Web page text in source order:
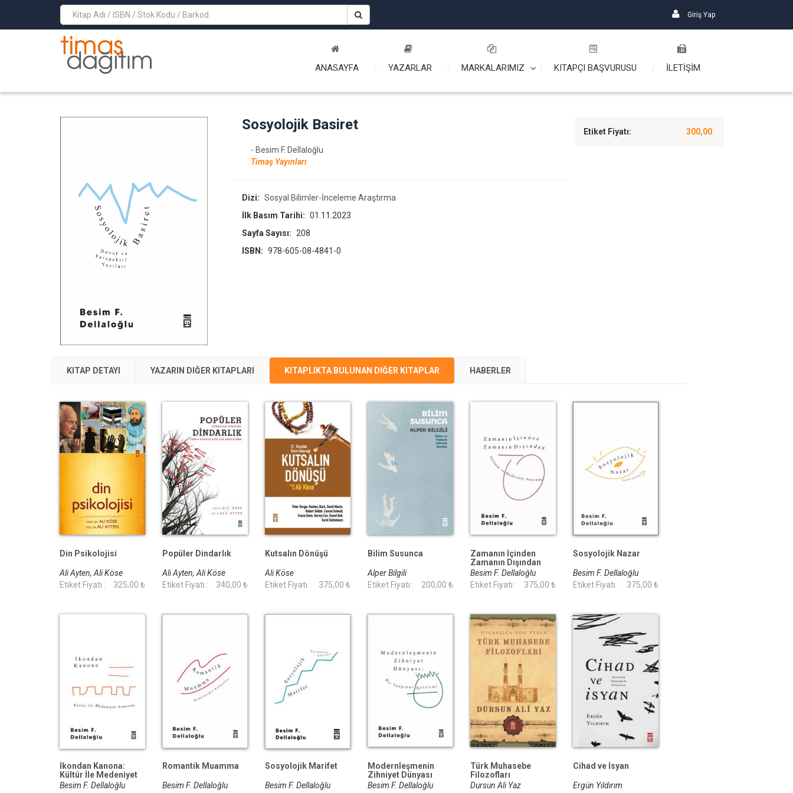
>
Giriş Yap
ANASAYFA YAZARLAR MARKALARIMIZ KITAPÇI BAŞVURUSU İLETİŞİM
Sosyolojik Basiret
- Besim F. Dellaloğlu
Timaş Yayınları
Dizi: Sosyal Bilimler-İnceleme Araştırma
İlk Basım Tarihi: 01.11.2023
Sayfa Sayısı:
208
ISBN: 978-605-08-4841-0
Etiket Fiyatı: 300,00
KITAP DETAYI YAZARIN DIĞER KITAPLARI KITAPLIKTA BULUNAN DIĞER KITAPLAR HABERLER
Din Psikolojisi
Ali Ayten, Ali Köse
Etiket Fiyatı :
325,00 ₺
Popüler Dindarlık
Ali Ayten, Ali Köse
Etiket Fiyatı :
340,00 ₺
Kutsalın Dönüşü
Ali Köse
Etiket Fiyatı :
375,00 ₺
Bilim Susunca
Alper Bilgili
Etiket Fiyatı :
200,00 ₺
Zamanın İçinden
Zamanın Dışından
Besim F. Dellaloğlu
Etiket Fiyatı :
375,00 ₺
Sosyolojik Nazar
Besim F. Dellaloğlu
Etiket Fiyatı :
375,00 ₺
İkondan Kanona:
Kültür İle Medeniyet
Arasında
Besim F. Dellaloğlu
Romantik Muamma
Besim F. Dellaloğlu
Sosyolojik Marifet
Besim F. Dellaloğlu
Modernleşmenin
Zihniyet Dünyası
Besim F. Dellaloğlu
Türk Muhasebe
Filozofları
Dursun Ali Yaz
Cihad ve İsyan
Ergün Yıldırım